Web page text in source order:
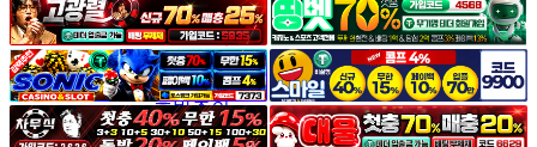
그라비아
코스프레
BJ
품번
후방주의
움짤